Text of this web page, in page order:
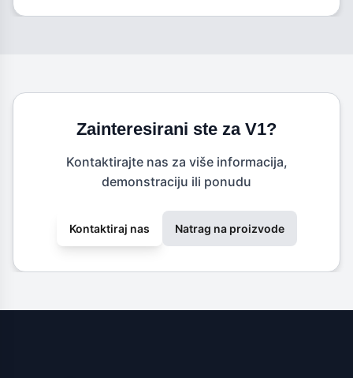
Zainteresirani ste za V1?
Kontaktirajte nas za više informacija,
demonstraciju ili ponudu
Kontaktiraj nas Natrag na proizvode